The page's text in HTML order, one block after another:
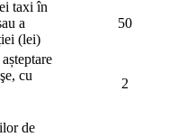
taxi în
a
(lei)
50
cu
2
de